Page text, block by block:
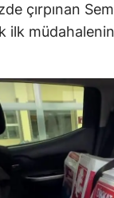
Diyarbakır
Elazığ
Erzincan
Erzurum
Eskişehir
çırpınan
ilk